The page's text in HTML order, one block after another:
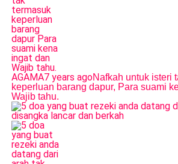
AGAMA7 years agoNafkah untuk isteri
keperluan barang dapur, Para suami
Wajib tahu.